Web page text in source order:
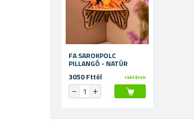
FA SAROKPOLC
PILLANGÓ - NATÚR
3050 Fttól
raktáron